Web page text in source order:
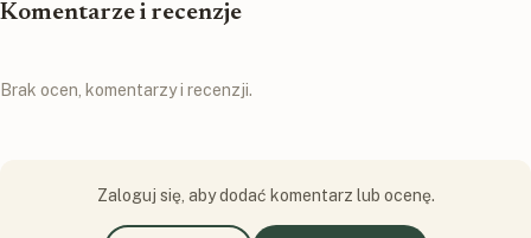
Komentarze i recenzje
Brak ocen, komentarzy i recenzji.
Zaloguj się, aby dodać komentarz lub ocenę.